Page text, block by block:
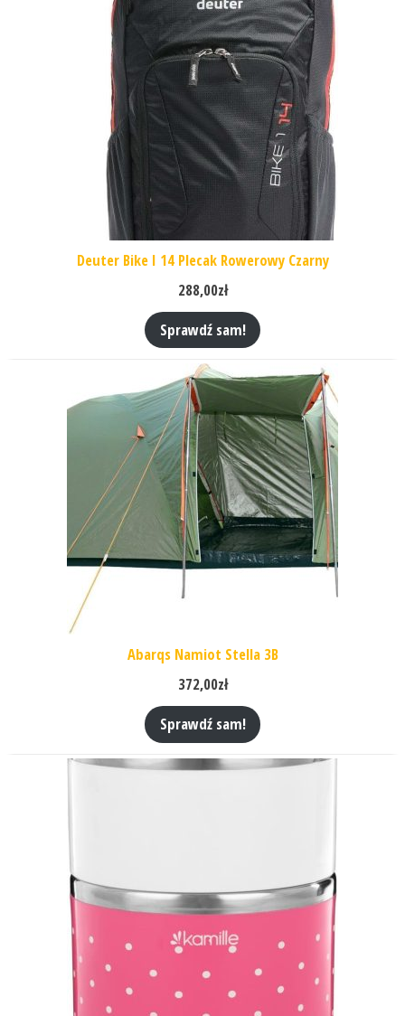
Deuter Bike I 14 Plecak Rowerowy Czarny
288,00zł
Sprawdź sam!
Abarqs Namiot Stella 3B
372,00zł
Sprawdź sam!